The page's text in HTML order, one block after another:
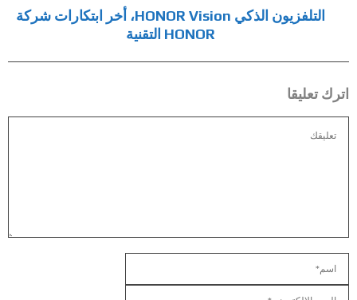
التلفزيون الذكي HONOR Vision، أخر ابتكارات شركة
HONOR التقنية
اترك تعليقا